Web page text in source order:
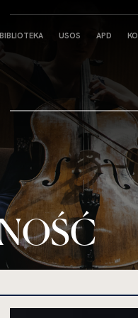
BIBLIOTEKA USOS APD